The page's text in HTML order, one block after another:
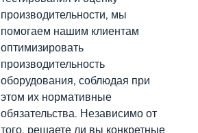
производительности, мы
помогаем нашим клиентам
оптимизировать
производительность
оборудования, соблюдая при
этом их нормативные
обязательства. Независимо от